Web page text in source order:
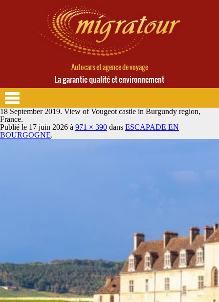
Autocars et agence de voyage
La garantie qualité et environnement
18 September 2019. View of Vougeot castle in Burgundy region,
France.
Publié le 17 juin 2026 à 971 × 390 dans ESCAPADE EN
BOURGOGNE.